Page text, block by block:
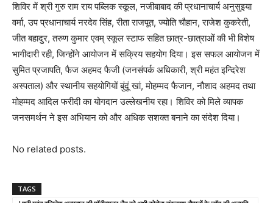
शिविर में श्री गुरु राम राय पब्लिक स्कूल, नजीबाबाद की प्रधानाचार्य अनुसुइया
वर्मा, उप प्रधानाचार्य नरदेव सिंह, रीता राजपूत, ज्योति चौहान, राजेश कुकरेती,
जीत बहादुर, तरुण कुमार एवम् स्कूल स्टाफ सहित छात्र-छात्राओं की भी विशेष
भागीदारी रही, जिन्होंने आयोजन में सक्रिय सहयोग दिया। इस सफल आयोजन में
सुमित प्रजापति, फैज अहमद फैजी (जनसंपर्क अधिकारी, श्री महंत इन्दिरेश
अस्पताल) और स्थानीय सहयोगियों बुंदूं खां, मोहम्मद फैजान, नौशाद अहमद तथा
मोहम्मद आदिल फरीदी का योगदान उल्लेखनीय रहा। शिविर को मिले व्यापक
जनसमर्थन ने इस अभियान को और अधिक सशक्त बनाने का संदेश दिया।
No related posts.
TAGS